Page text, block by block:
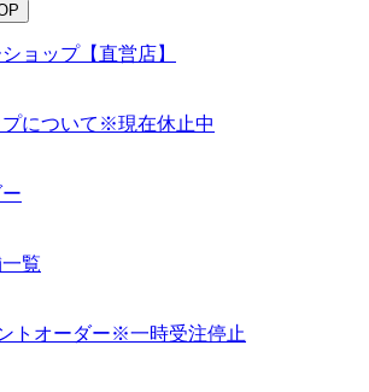
ョップ【直営店】
について ※現在休止中
覧
トオーダー※一時受注停止